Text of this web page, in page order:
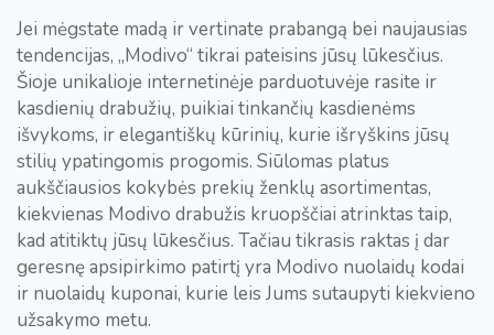
Jei mėgstate madą ir vertinate prabangą bei naujausias
tendencijas, „Modivo“ tikrai pateisins jūsų lūkesčius.
Šioje unikalioje internetinėje parduotuvėje rasite ir
kasdienių drabužių, puikiai tinkančių kasdienėms
išvykoms, ir elegantiškų kūrinių, kurie išryškins jūsų
stilių ypatingomis progomis. Siūlomas platus
aukščiausios kokybės prekių ženklų asortimentas,
kiekvienas Modivo drabužis kruopščiai atrinktas taip,
kad atitiktų jūsų lūkesčius. Tačiau tikrasis raktas į dar
geresnę apsipirkimo patirtį yra Modivo nuolaidų kodai
ir nuolaidų kuponai, kurie leis Jums sutaupyti kiekvieno
užsakymo metu.